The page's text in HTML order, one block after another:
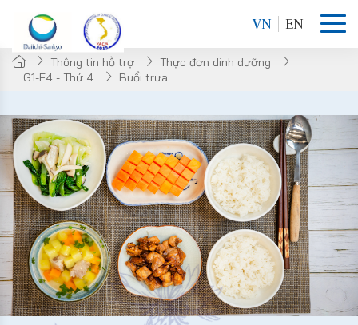
VN EN
Thông tin hỗ trợ
Thực đơn dinh dưỡng
G1-E4 - Thứ 4
Buổi trưa